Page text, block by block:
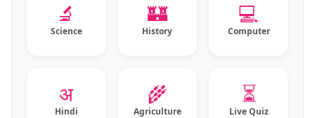
🔬
Science
🏰
History
💻
Computer
अ
Hindi
🌾
Agriculture
⏳
Live Quiz